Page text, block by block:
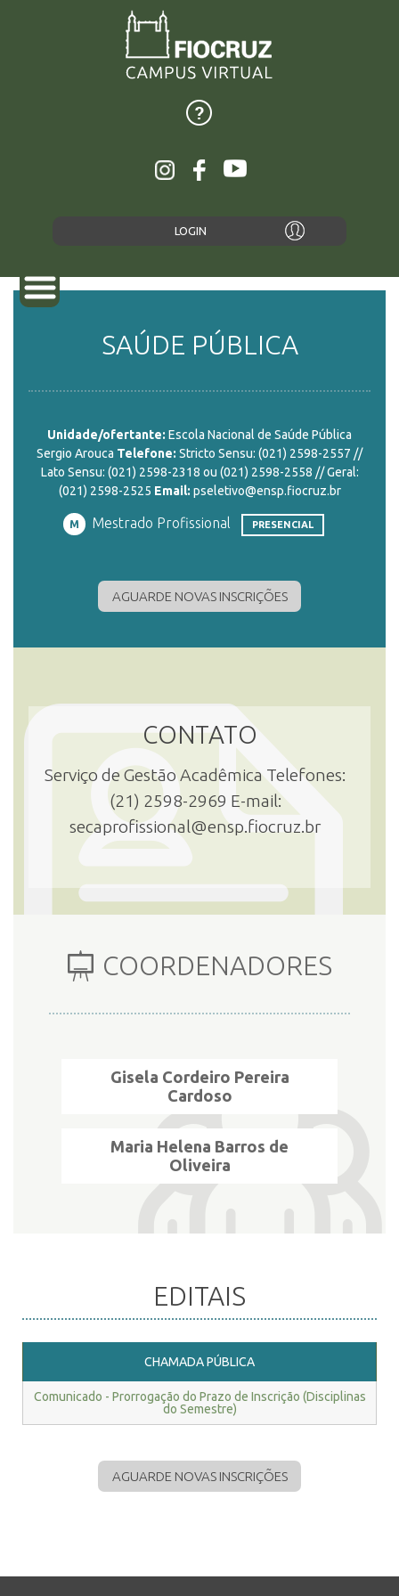
LOGIN
ENSINO
CURSOS
PLATAFORMAS
DOCUMENTOS
ALUNOS
DOCENTES
INSCRIÇÃO E SELEÇÃO
SAÚDE PÚBLICA
Unidade/ofertante: Escola Nacional de Saúde Pública
Sergio Arouca Telefone: Stricto Sensu: (021) 2598-2557 //
Lato Sensu: (021) 2598-2318 ou (021) 2598-2558 // Geral:
(021) 2598-2525 Email: pseletivo@ensp.fiocruz.br
M Mestrado Profissional PRESENCIAL
AGUARDE NOVAS INSCRIÇÕES
CONTATO
Serviço de Gestão Acadêmica Telefones:
(21) 2598-2969 E-mail:
secaprofissional@ensp.fiocruz.br
COORDENADORES
Gisela Cordeiro Pereira
Cardoso
Maria Helena Barros de
Oliveira
EDITAIS
CHAMADA PÚBLICA
Comunicado - Prorrogação do Prazo de Inscrição (Disciplinas
do Semestre)
AGUARDE NOVAS INSCRIÇÕES